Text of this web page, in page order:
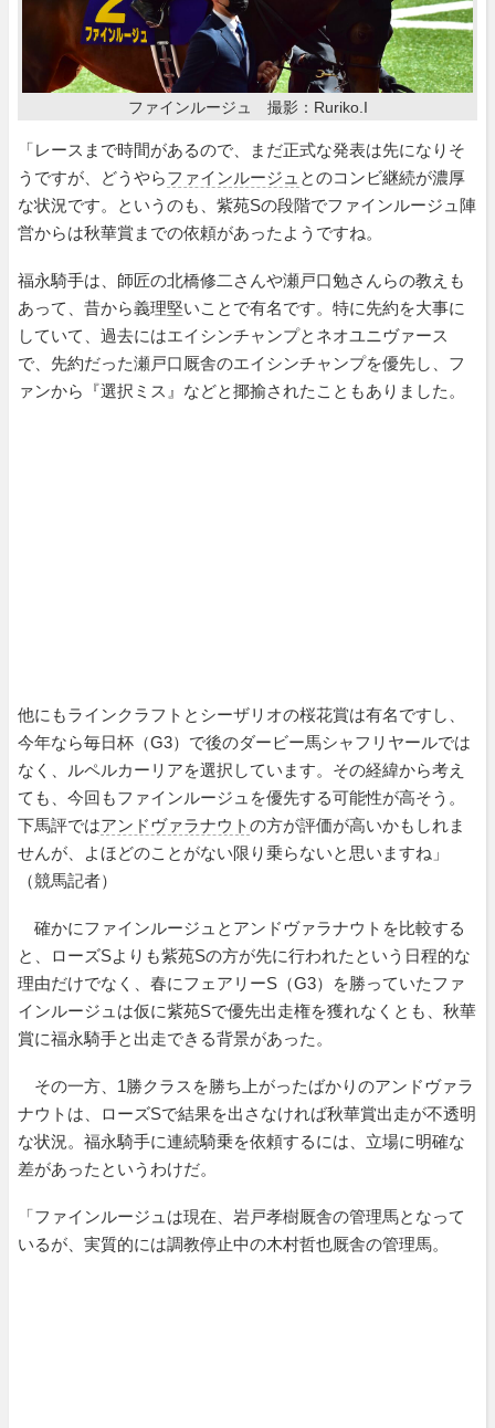
ファインルージュ 撮影：Ruriko.I
「レースまで時間があるので、まだ正式な発表は先になりそ
うですが、どうやらファインルージュ とのコンビ継続が濃厚
な状況です。というのも、紫苑Sの段階でファインルージュ陣
営からは秋華賞までの依頼があったようですね。
福永騎手は、師匠の北橋修二さんや瀬戸口勉さんらの教えも
あって、昔から義理堅いことで有名です。特に先約を大事に
していて、過去にはエイシンチャンプとネオユニヴァース
で、先約だった瀬戸口厩舎のエイシンチャンプを優先し、フ
ァンから『選択ミス』などと揶揄されたこともありました。
他にもラインクラフトとシーザリオの桜花賞は有名ですし、
今年なら毎日杯（G3）で後のダービー馬シャフリヤールでは
なく、ルペルカーリアを選択しています。その経緯から考え
ても、今回もファインルージュを優先する可能性が高そう。
下馬評ではアンドヴァラナウトの方が評価が高いかもしれま
せんが、よほどのことがない限り乗らないと思いますね」
（競馬記者）
確かにファインルージュとアンドヴァラナウトを比較する
と、ローズSよりも紫苑Sの方が先に行われたという日程的な
理由だけでなく、春にフェアリーS（G3）を勝っていたファ
インルージュは仮に紫苑Sで優先出走権を獲れなくとも、秋華
賞に福永騎手と出走できる背景があった。
その一方、1勝クラスを勝ち上がったばかりのアンドヴァラ
ナウトは、ローズSで結果を出さなければ秋華賞出走が不透明
な状況。福永騎手に連続騎乗を依頼するには、立場に明確な
差があったというわけだ。
「ファインルージュは現在、岩戸孝樹厩舎の管理馬となって
いるが、実質的には調教停止中の木村哲也厩舎の管理馬。